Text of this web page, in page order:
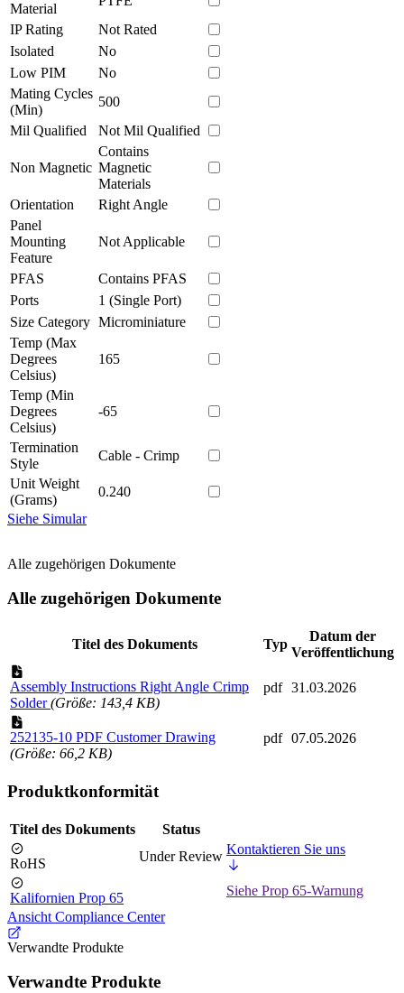
Material
IP Rating
Not Rated
Isolated
No
Low PIM
No
Mating Cycles
(Min)
500
Mil Qualified
Not Mil Qualified
Non Magnetic
Contains
Magnetic
Materials
Orientation
Right Angle
Panel
Mounting
Feature
Not Applicable
PFAS
Contains PFAS
Ports
1 (Single Port)
Size Category Microminiature
Temp (Max
Degrees
Celsius)
165
Temp (Min
Degrees
Celsius)
-65
Termination
Style
Cable - Crimp
Unit Weight
(Grams)
0.240
Siehe Simular
Alle zugehörigen Dokumente
Alle zugehörigen Dokumente
Titel des Dokuments Typ
Datum der
Veröffentlichung
Assembly Instructions Right Angle Crimp
Solder(Größe: 143,4 KB)
pdf 31.03.2026
252135-10 PDF Customer Drawing
(Größe: 66,2 KB)
pdf 07.05.2026
Produktkonformität
Titel des Dokuments Status
RoHS Under Review Kontaktieren Sie uns
Kalifornien Prop 65
Siehe Prop 65-Warnung
Ansicht Compliance Center
Verwandte Produkte
Verwandte Produkte